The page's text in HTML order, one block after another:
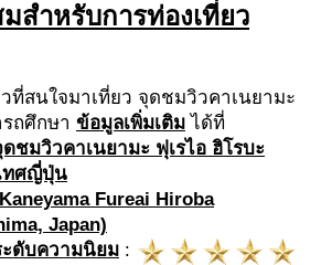
มสำหรับการท่องเที่ยว
ที่สนใจมาเที่ยว จุดชมวิวคาเนยามะ
ถศึกษา ข้อมูลเพิ่มเติม ได้ที่
ชมวิวคาเนยามะ ฟุเรไอ ฮิโรบะ
ทศญี่ปุ่น
Kaneyama Fureai Hiroba
Japan)
ะดับความนิยม :